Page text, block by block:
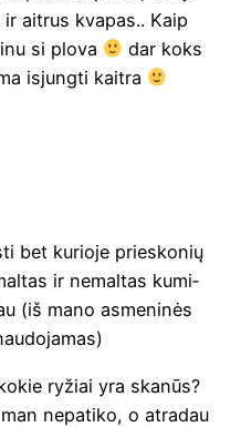
ait­rus kva­pas.. Kaip
si plo­va
dar koks
isjung­ti kaitra
bet kurio­je prie­sko­nių
ir nemal­tas kumi­
(iš mano asme­ni­nės
ryžiai yra ska­nūs?
nepa­ti­ko, o atra­dau